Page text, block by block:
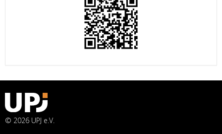
© 2026 UPJ e.V.